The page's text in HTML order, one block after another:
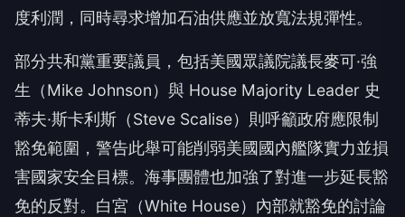
度利潤，同時尋求增加石油供應並放寬法規彈性。
部分共和黨重要議員，包括美國眾議院議長麥可·強
生（Mike Johnson）與 House Majority Leader 史
蒂夫·斯卡利斯（Steve Scalise）則呼籲政府應限制
豁免範圍，警告此舉可能削弱美國國內艦隊實力並損
害國家安全目標。海事團體也加強了對進一步延長豁
免的反對。白宮（White House）內部就豁免的討論